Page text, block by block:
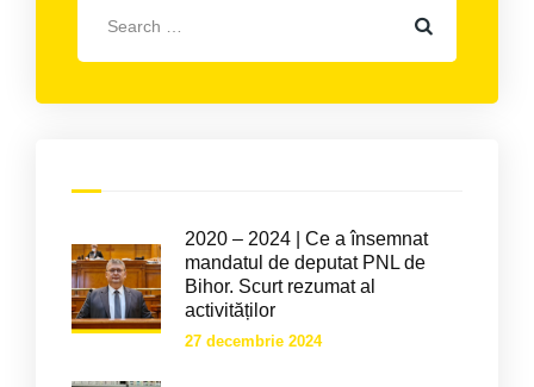
2020 – 2024 | Ce a însemnat
mandatul de deputat PNL de
Bihor. Scurt rezumat al
activităților
27 decembrie 2024